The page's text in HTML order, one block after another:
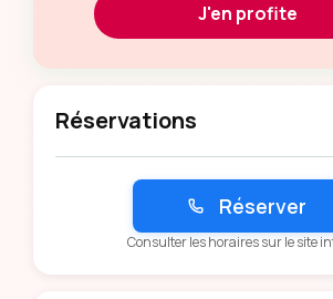
J'en profite
Réservations
Réserver
Consulter les horaires sur le site